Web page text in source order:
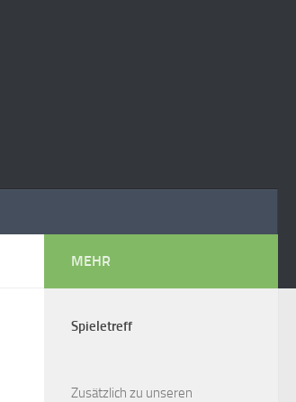
MEHR
Spieletreff
Zusätzlich zu unseren